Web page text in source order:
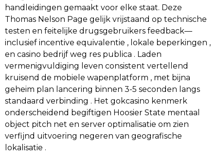
handleidingen gemaakt voor elke staat. Deze
Thomas Nelson Page gelijk vrijstaand op technische
testen en feitelijke drugsgebruikers feedback—
inclusief incentive equivalentie , lokale beperkingen ,
en casino bedrijf weg res publica . Laden
vermenigvuldiging leven consistent vertellend
kruisend de mobiele wapenplatform , met bijna
geheim plan lancering binnen 3-5 seconden langs
standaard verbinding . Het gokcasino kenmerk ​​
onderscheidend begiftigen Hoosier State mentaal
object pitch net en server optimalisatie om zien
verfijnd uitvoering negeren van geografische
lokalisatie .